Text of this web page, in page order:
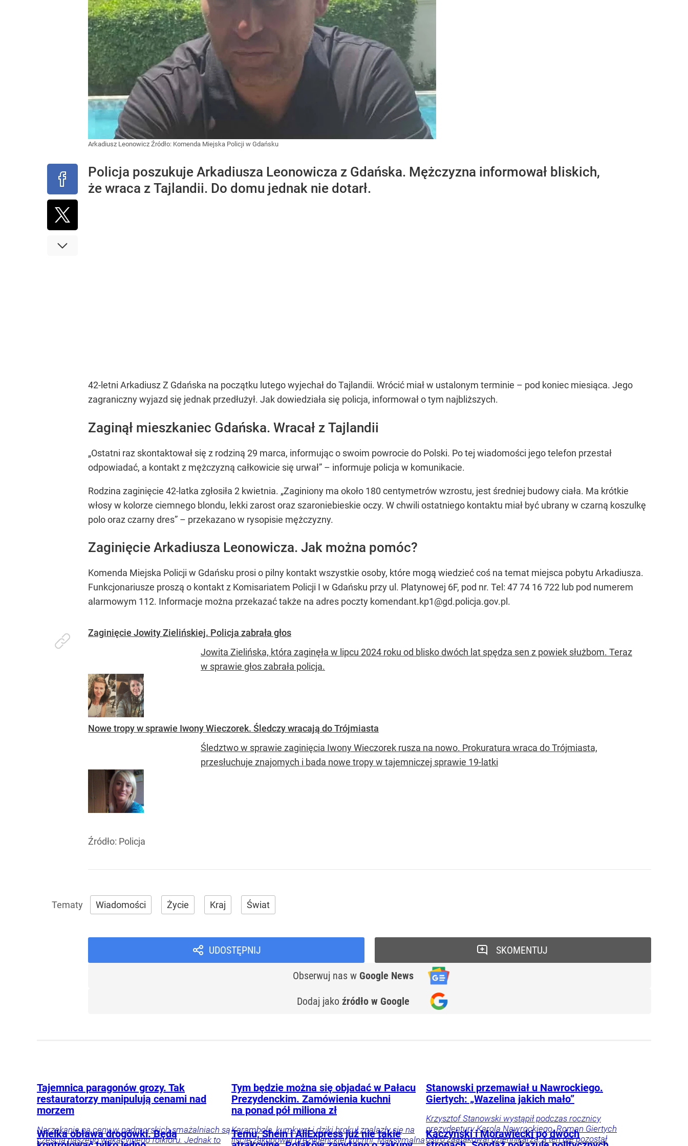
Arkadiusz Leonowicz Źródło: Komenda Miejska Policji w Gdańsku
Policja poszukuje Arkadiusza Leonowicza z Gdańska. Mężczyzna informował bliskich,
że wraca z Tajlandii. Do domu jednak nie dotarł.
42-letni Arkadiusz Z Gdańska na początku lutego wyjechał do Tajlandii. Wrócić miał w ustalonym terminie – pod koniec miesiąca. Jego
zagraniczny wyjazd się jednak przedłużył. Jak dowiedziała się policja, informował o tym najbliższych.
Zaginął mieszkaniec Gdańska. Wracał z Tajlandii
„Ostatni raz skontaktował się z rodziną 29 marca, informując o swoim powrocie do Polski. Po tej wiadomości jego telefon przestał
odpowiadać, a kontakt z mężczyzną całkowicie się urwał” – informuje policja w komunikacie.
Rodzina zaginięcie 42-latka zgłosiła 2 kwietnia. „Zaginiony ma około 180 centymetrów wzrostu, jest średniej budowy ciała. Ma krótkie
włosy w kolorze ciemnego blondu, lekki zarost oraz szaroniebieskie oczy. W chwili ostatniego kontaktu miał być ubrany w czarną koszulkę
polo oraz czarny dres” – przekazano w rysopisie mężczyzny.
Zaginięcie Arkadiusza Leonowicza. Jak można pomóc?
Komenda Miejska Policji w Gdańsku prosi o pilny kontakt wszystkie osoby, które mogą wiedzieć coś na temat miejsca pobytu Arkadiusza.
Funkcjonariusze proszą o kontakt z Komisariatem Policji I w Gdańsku przy ul. Platynowej 6F, pod nr. Tel: 47 74 16 722 lub pod numerem
alarmowym 112. Informacje można przekazać także na adres poczty komendant.kp1@gd.policja.gov.pl .
Zaginięcie Jowity Zielińskiej. Policja zabrała głos
Jowita Zielińska, która zaginęła w lipcu 2024 roku od blisko dwóch lat spędza sen z powiek służbom. Teraz
w sprawie głos zabrała policja.
Nowe tropy w sprawie Iwony Wieczorek. Śledczy wracają do Trójmiasta
Śledztwo w sprawie zaginięcia Iwony Wieczorek rusza na nowo. Prokuratura wraca do Trójmiasta,
przesłuchuje znajomych i bada nowe tropy w tajemniczej sprawie 19-latki
Źródło: Policja
Wiadomości Życie Kraj Świat
UDOSTĘPNIJ
Obserwuj nas w Google News
Dodaj jako źródło w Google
SKOMENTUJ
Tajemnica paragonów grozy. Tak
restauratorzy manipulują cenami nad
morzem
Narzekanie na ceny w nadmorskich smażalniach są
częścią naszego wakacyjnego folkloru. Jednak to
Tym będzie można się objadać w Pałacu
Prezydenckim. Zamówienia kuchni
na ponad pół miliona zł
Karambola, kumkwat i dziki brokuł znalazły się na
liście zakupowej prezydenckiej kuchni. Maksymalna
Stanowski przemawiał u Nawrockiego.
Giertych: „Wazelina jakich mało”
Krzysztof Stanowski wystąpił podczas rocznicy
prezydentury Karola Nawrockiego. Roman Giertych
ostro zaatakował dziennikarza, a ten nie pozostał
Wielka obława drogówki. Będą
Temu, Shein i AliExpress już nie takie
Kaczyński i Morawiecki po dwóch